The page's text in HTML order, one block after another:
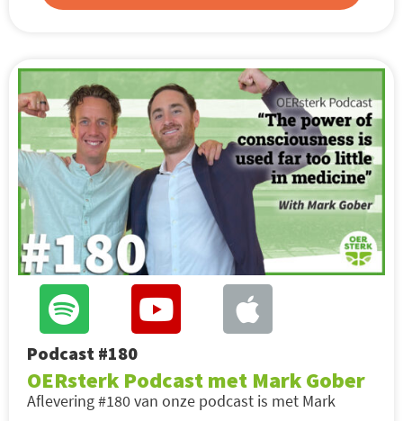
Podcast #180
OERsterk Podcast met Mark Gober
Aflevering #180 van onze podcast is met Mark